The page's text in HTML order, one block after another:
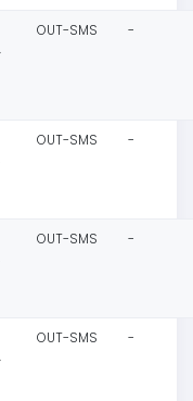
OUT-SMS -
OUT-SMS -
OUT-SMS -
OUT-SMS -